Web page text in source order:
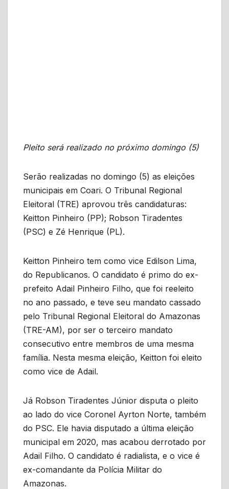
Pleito será realizado no próximo domingo (5)
Serão realizadas no domingo (5) as eleições
municipais em Coari. O Tribunal Regional
Eleitoral (TRE) aprovou três candidaturas:
Keitton Pinheiro (PP); Robson Tiradentes
(PSC) e Zé Henrique (PL).
Keitton Pinheiro tem como vice Edilson Lima,
do Republicanos. O candidato é primo do ex-
prefeito Adail Pinheiro Filho, que foi reeleito
no ano passado, e teve seu mandato cassado
pelo Tribunal Regional Eleitoral do Amazonas
(TRE-AM), por ser o terceiro mandato
consecutivo entre membros de uma mesma
família. Nesta mesma eleição, Keitton foi eleito
como vice de Adail.
Já Robson Tiradentes Júnior disputa o pleito
ao lado do vice Coronel Ayrton Norte, também
do PSC. Ele havia disputado a última eleição
municipal em 2020, mas acabou derrotado por
Adail Filho. O candidato é radialista, e o vice é
ex-comandante da Polícia Militar do
Amazonas.